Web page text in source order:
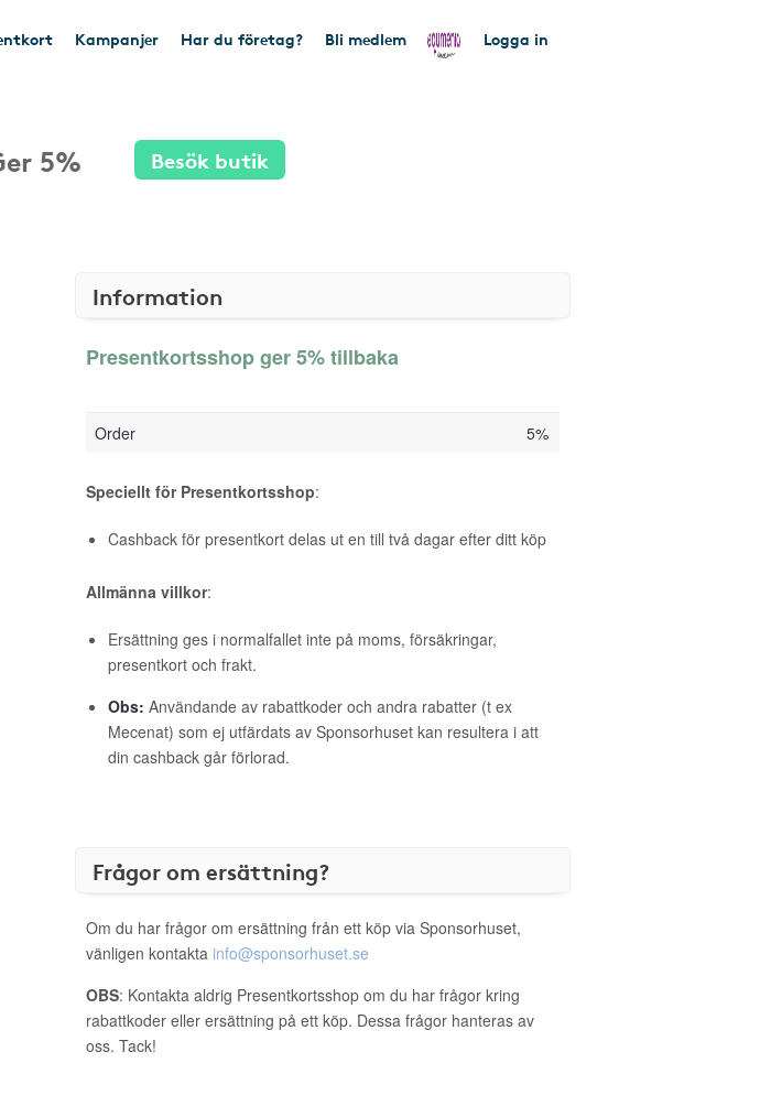
Kampanjer Har du företag? Bli medlem Logga in
5% Besök butik
Information
Presentkortsshop ger 5% tillbaka
Order 5%
Speciellt för Presentkortsshop:
Cashback för presentkort delas ut en till två dagar efter ditt köp
Allmänna villkor:
Ersättning ges i normalfallet inte på moms, försäkringar,
presentkort och frakt.
Obs: Användande av rabattkoder och andra rabatter (t ex
Mecenat) som ej utfärdats av Sponsorhuset kan resultera i att
din cashback går förlorad.
Frågor om ersättning?
Om du har frågor om ersättning från ett köp via Sponsorhuset,
vänligen kontakta info@sponsorhuset.se
OBS: Kontakta aldrig Presentkortsshop om du har frågor kring
rabattkoder eller ersättning på ett köp. Dessa frågor hanteras av
oss. Tack!